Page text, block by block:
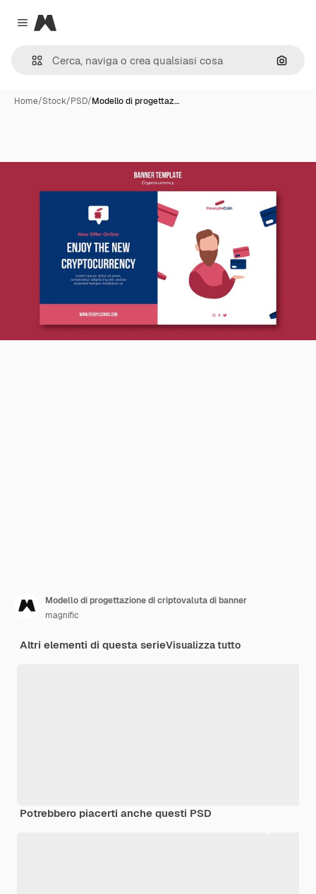
Close menu
Magnific
Cerca
Home/Stock/PSD/Modello di progettaz…
Modello di progettazione di criptovaluta di banner
magnific
Altri elementi di questa serieVisualizza tutto
Potrebbero piacerti anche questi PSD